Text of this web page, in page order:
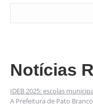
Notícias
IDEB 2025: escolas
A Prefeitura de Pato